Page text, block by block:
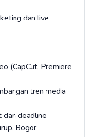
dan live
(CapCut, Premiere
tren media
dan deadline
Bogor